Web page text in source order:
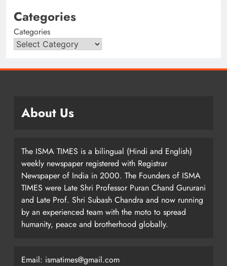
Categories
Categories
About Us
The ISMA TIMES is a bilingual (Hindi and English)
weekly newspaper registered with Registrar
Newspaper of India in 2000. The Founders of ISMA
TIMES were Late Shri Professor Puran Chand Gururani
and Late Prof. Shri Subash Chandra and now running
by an experienced team with the moto to spread
humanity, peace and brotherhood globally.
Email: ismatimes@gmail.com